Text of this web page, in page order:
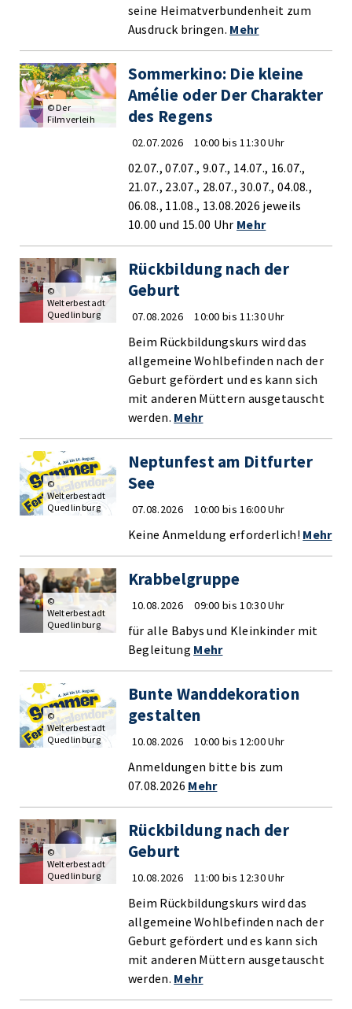
seine Heimatverbundenheit zum
Ausdruck bringen. Mehr
Sommerkino: Die kleine
Amélie oder Der Charakter
des Regens
02.07.2026 10:00 bis 11:30 Uhr
02.07., 07.07., 9.07., 14.07., 16.07.,
21.07., 23.07., 28.07., 30.07., 04.08.,
06.08., 11.08., 13.08.2026 jeweils
10.00 und 15.00 Uhr Mehr
© Der
Filmverleih
Rückbildung nach der
Geburt
07.08.2026 10:00 bis 11:30 Uhr
Beim Rückbildungskurs wird das
allgemeine Wohlbefinden nach der
Geburt gefördert und es kann sich
mit anderen Müttern ausgetauscht
werden. Mehr
©
Welterbestadt
Quedlinburg
Neptunfest am Ditfurter
See
07.08.2026 10:00 bis 16:00 Uhr
Keine Anmeldung erforderlich! Mehr
©
Welterbestadt
Quedlinburg
Krabbelgruppe
10.08.2026 09:00 bis 10:30 Uhr
für alle Babys und Kleinkinder mit
Begleitung Mehr
©
Welterbestadt
Quedlinburg
Bunte Wanddekoration
gestalten
10.08.2026 10:00 bis 12:00 Uhr
Anmeldungen bitte bis zum
07.08.2026 Mehr
©
Welterbestadt
Quedlinburg
Rückbildung nach der
Geburt
10.08.2026 11:00 bis 12:30 Uhr
Beim Rückbildungskurs wird das
allgemeine Wohlbefinden nach der
Geburt gefördert und es kann sich
mit anderen Müttern ausgetauscht
werden. Mehr
©
Welterbestadt
Quedlinburg